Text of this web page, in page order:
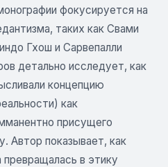
фокусируется на
таких как Свами
Гхош и Сарвепалли
детально исследует, как
концепцию
как
присущего
Автор показывает, как
в этику